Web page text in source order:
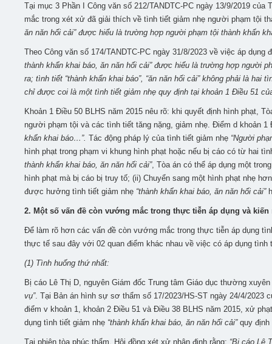
Tại mục 3 Phần I Công văn số 212/TANDTC-PC ngày 13/9/2019
mắc trong xét xử đã giải thích về tình tiết giảm nhẹ người phạm tội
ăn năn hối cải” được hiểu là trường hợp người phạm tội thành khẩn
Theo Công văn số 174/TANDTC-PC ngày 31/8/2023 về việc áp dụng
thành khẩn khai báo, ăn năn hối cải” được hiểu là trường hợp người
ra; tình tiết “thành khẩn khai báo”, “ăn năn hối cải” không phải là hai
chỉ được coi là một tình tiết giảm nhẹ quy định tại khoản 1 Điều 51
Khoản 1 Điều 50 BLHS năm 2015 nêu rõ: khi quyết định hình phạt,
người phạm tội và các tình tiết tăng nặng, giảm nhẹ. Điểm d khoản
khẩn khai báo…”. Tác động pháp lý của tình tiết giảm nhẹ “Người
hình phạt trong phạm vi khung hình phạt hoặc nếu bị cáo có từ hai
thành khẩn khai báo, ăn năn hối cải”, Tòa án có thể áp dụng một
hình phạt mà bị cáo bị truy tố; (ii) Chuyển sang một hình phạt nhẹ
được hưởng tình tiết giảm nhẹ “thành khẩn khai báo, ăn năn hối cải”
2. Một số vấn đề còn vướng mắc trong thực tiễn áp dụng và kiến
Để làm rõ hơn các vấn đề còn vướng mắc trong thực tiễn áp dụng
thực tế sau đây với 02 quan điểm khác nhau về việc có áp dụng tình
(1) Tình huống thứ nhất:
Bị cáo Lê Thị D, nguyên Giám đốc Trung tâm Giáo dục thường
vụ”. Tại Bản án hình sự sơ thẩm số 17/2023/HS-ST ngày 24/4/2023
điểm v khoản 1, khoản 2 Điều 51 và Điều 38 BLHS năm 2015, xử
dụng tình tiết giảm nhẹ “thành khẩn khai báo, ăn năn hối cải”quy định
Tại phiên tòa phúc thẩm, Hội đồng xét xử nhận định rằng: “Bị cáo Lê